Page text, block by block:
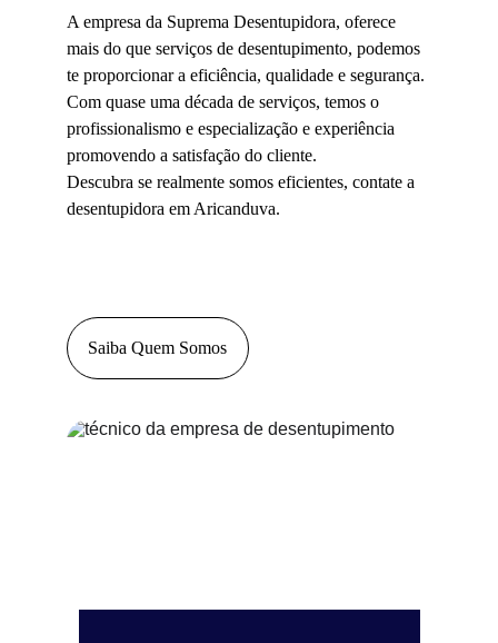
A empresa da Suprema Desentupidora, oferece
mais do que serviços de desentupimento, podemos
te proporcionar a eficiência, qualidade e segurança.
Com quase uma década de serviços, temos o
profissionalismo e especialização e experiência
promovendo a satisfação do cliente.
Descubra se realmente somos eficientes, contate a
desentupidora em Aricanduva.
Saiba Quem Somos